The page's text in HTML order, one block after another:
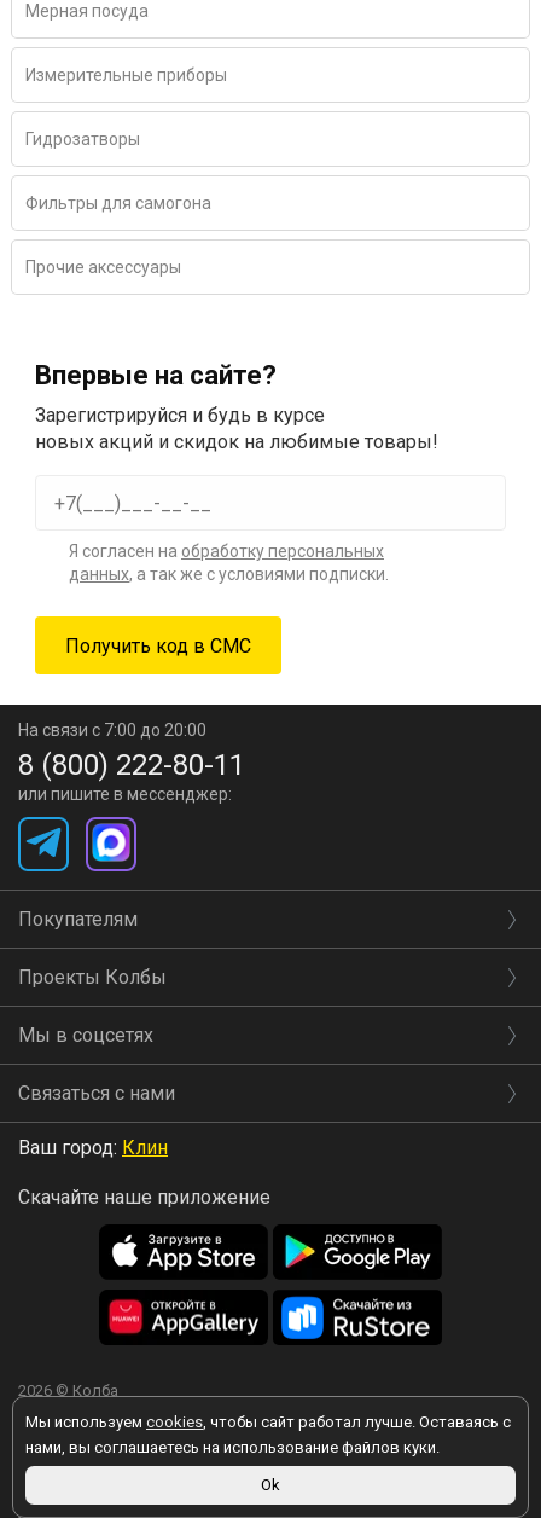
Мерная посуда
Измерительные приборы
Гидрозатворы
Фильтры для самогона
Прочие аксессуары
Впервые на сайте?
Зарегистрируйся и будь в курсе
новых акций и скидок на любимые товары!
Я согласен на обработку персональных
данных, а так же с условиями подписки.
Мы используем cookies, чтобы сайт работал лучше. Оставаясь с
нами, вы соглашаетесь на использование файлов куки.
Ok
На связи с 7:00 до 20:00
8 (800) 222-80-11
или пишите в мессенджер:
Покупателям
Проекты Колбы
Мы в соцсетях
Связаться с нами
Ваш город: Клин
Скачайте наше приложение
2026 © Колба
Вы принимаете условия политики в отношении обработки
персональных данных
любой форме обратной связи на сайте kolba.ru.